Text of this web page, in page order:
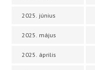
2025. június
2025. május
2025. április